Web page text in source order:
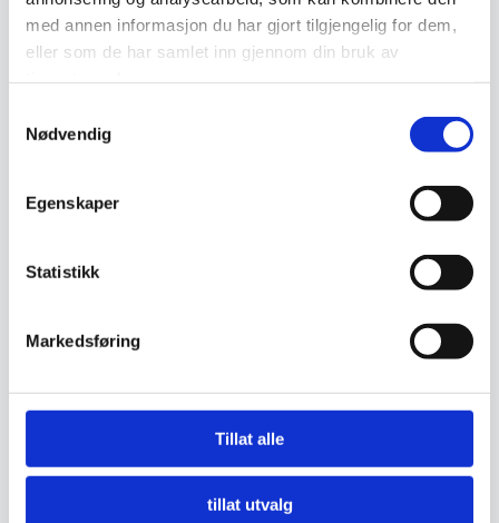
med annen informasjon du har gjort tilgjengelig for dem,
eller som de har samlet inn gjennom din bruk av
Nødvendig
Egenskaper
Statistikk
Markedsføring
Tillat alle
tillat utvalg
Vektor – Snø
Legg I Handlekurv
Vektor – Grå
Legg I Handlekurv
Vektor – Snø
999